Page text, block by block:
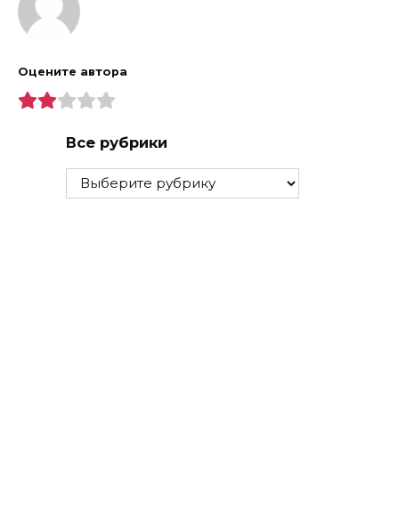
Оцените автора
Все рубрики
Все
рубрики